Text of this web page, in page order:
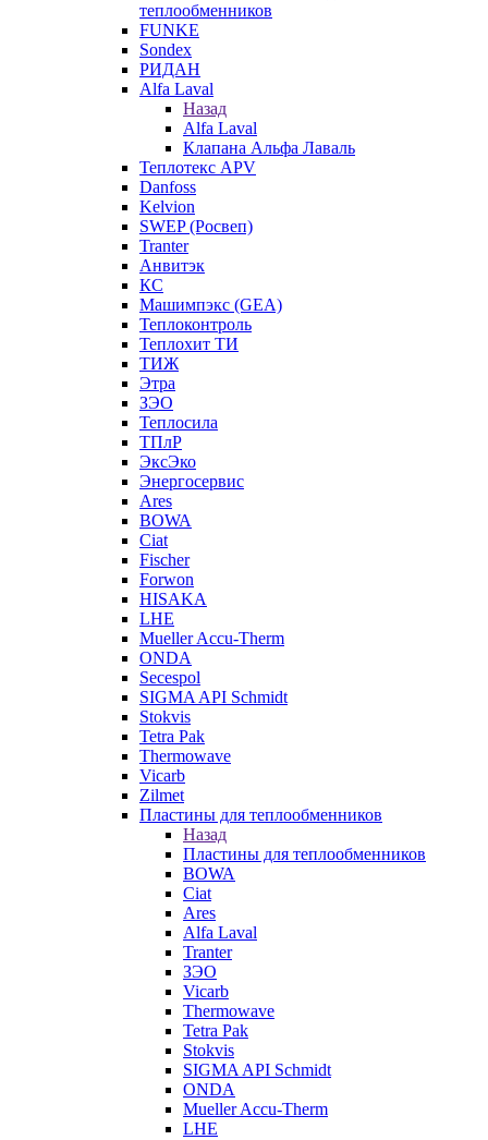
теплообменников
FUNKE
Sondex
РИДАН
Alfa Laval
Назад
Alfa Laval
Клапана Альфа Лаваль
Теплотекс APV
Danfoss
Kelvion
SWEP (Росвеп)
Tranter
Анвитэк
КС
Машимпэкс (GEA)
Теплоконтроль
Теплохит ТИ
ТИЖ
Этра
ЗЭО
Теплосила
ТПлР
ЭксЭко
Энергосервис
Ares
BOWA
Ciat
Fischer
Forwon
HISAKA
LHE
Mueller Accu-Therm
ONDA
Secespol
SIGMA API Schmidt
Stokvis
Tetra Pak
Thermowave
Vicarb
Zilmet
Пластины для теплообменников
Назад
Пластины для теплообменников
BOWA
Ciat
Ares
Alfa Laval
Tranter
ЗЭО
Vicarb
Thermowave
Tetra Pak
Stokvis
SIGMA API Schmidt
ONDA
Mueller Accu-Therm
LHE